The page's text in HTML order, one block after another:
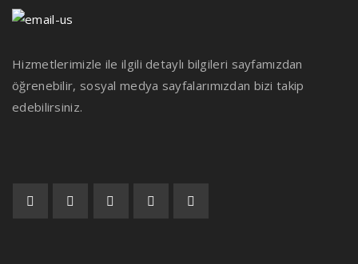
Hizmetlerimizle ile ilgili detaylı bilgileri sayfamızdan
öğrenebilir, sosyal medya sayfalarımızdan bizi takip
edebilirsiniz.